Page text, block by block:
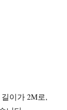
이가 2M로,